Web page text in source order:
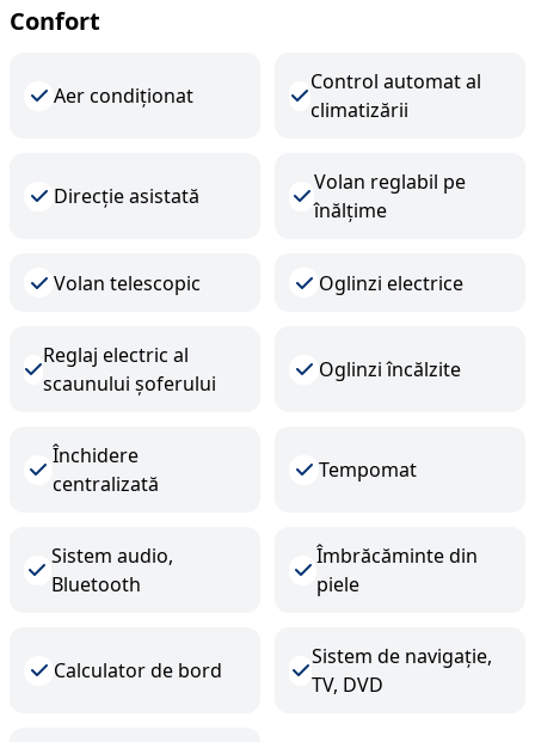
Confort
Aer condiționat
Control automat al
climatizării
Direcție asistată
Volan reglabil pe
înălțime
Volan telescopic Oglinzi electrice
Reglaj electric al
scaunului șoferului
Oglinzi încălzite
Închidere
centralizată
Tempomat
Sistem audio,
Bluetooth
Îmbrăcăminte din
piele
Calculator de bord
Sistem de navigație,
TV, DVD